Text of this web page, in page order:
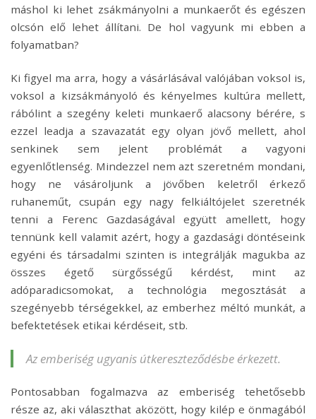
máshol ki lehet zsákmányolni a munkaerőt és egészen
olcsón elő lehet állítani. De hol vagyunk mi ebben a
folyamatban?
Ki figyel ma arra, hogy a vásárlásával valójában voksol is,
voksol a kizsákmányoló és kényelmes kultúra mellett,
rábólint a szegény keleti munkaerő alacsony bérére, s
ezzel leadja a szavazatát egy olyan jövő mellett, ahol
senkinek sem jelent problémát a vagyoni
egyenlőtlenség. Mindezzel nem azt szeretném mondani,
hogy ne vásároljunk a jövőben keletről érkező
ruhaneműt, csupán egy nagy felkiáltójelet szeretnék
tenni a Ferenc Gazdaságával együtt amellett, hogy
tennünk kell valamit azért, hogy a gazdasági döntéseink
egyéni és társadalmi szinten is integrálják magukba az
összes égető sürgősségű kérdést, mint az
adóparadicsomokat, a technológia megosztását a
szegényebb térségekkel, az emberhez méltó munkát, a
befektetések etikai kérdéseit, stb.
Az emberiség ugyanis útkereszteződésbe érkezett.
Pontosabban fogalmazva az emberiség tehetősebb
része az, aki választhat aközött, hogy kilép e önmagából